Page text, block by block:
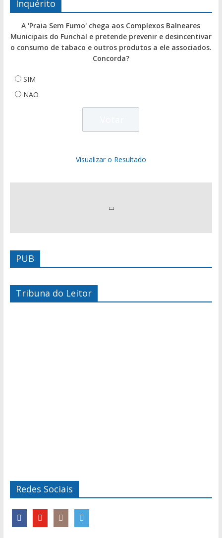
Inquérito
A 'Praia Sem Fumo' chega aos Complexos Balneares
Municipais do Funchal e pretende prevenir e desincentivar
o consumo de tabaco e outros produtos a ele associados.
Concorda?
SIM
NÃO
Visualizar o Resultado
PUB
Tribuna do Leitor
Redes Sociais